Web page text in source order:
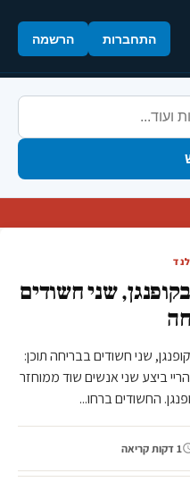
התחברות הרשמה
שני חשודים
שני חשודים בבריחה תוכן:
הצהריי ביצע שני אנשים שוד ממוחזר
החשודים ברחו...
1 דקות קריאה